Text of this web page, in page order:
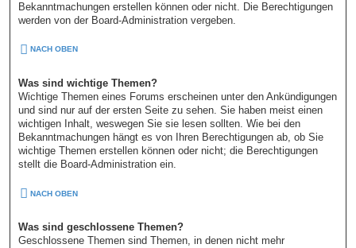
Bekanntmachungen erstellen können oder nicht. Die Berechtigungen
werden von der Board-Administration vergeben.
NACH OBEN
Was sind wichtige Themen?
Wichtige Themen eines Forums erscheinen unter den Ankündigungen
und sind nur auf der ersten Seite zu sehen. Sie haben meist einen
wichtigen Inhalt, weswegen Sie sie lesen sollten. Wie bei den
Bekanntmachungen hängt es von Ihren Berechtigungen ab, ob Sie
wichtige Themen erstellen können oder nicht; die Berechtigungen
stellt die Board-Administration ein.
NACH OBEN
Was sind geschlossene Themen?
Geschlossene Themen sind Themen, in denen nicht mehr